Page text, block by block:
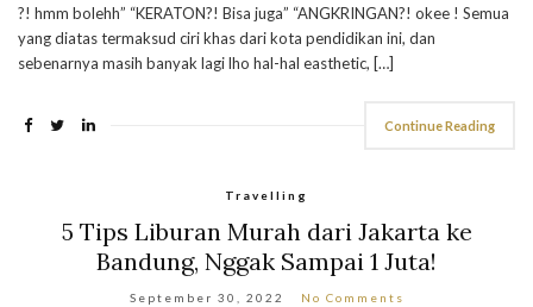
?! hmm bolehh” “KERATON?! Bisa juga” “ANGKRINGAN?! okee ! Semua
yang diatas termaksud ciri khas dari kota pendidikan ini, dan
sebenarnya masih banyak lagi lho hal-hal easthetic, […]
Continue Reading
Travelling
5 Tips Liburan Murah dari Jakarta ke
Bandung, Nggak Sampai 1 Juta!
September 30, 2022 No Comments